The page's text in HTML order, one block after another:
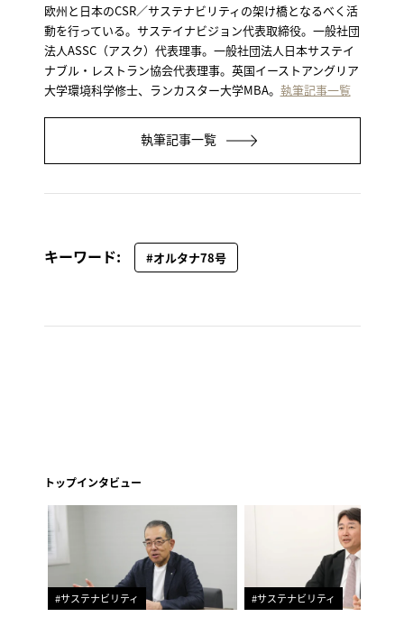
欧州と日本のCSR／サステナビリティの架け橋となるべく活
動を行っている。サステイナビジョン代表取締役。一般社団
法人ASSC（アスク）代表理事。一般社団法人日本サステイ
ナブル・レストラン協会代表理事。英国イーストアングリア
大学環境科学修士、ランカスター大学MBA。 執筆記事一覧
執筆記事一覧
キーワード: #オルタナ78号
トップインタビュー
#サステナビリティ #サステナビリティ